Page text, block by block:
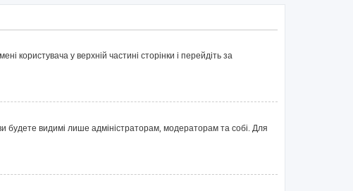
користувача у верхній частині сторінки і перейдіть за
будете видимі лише адміністраторам, модераторам та собі. Для